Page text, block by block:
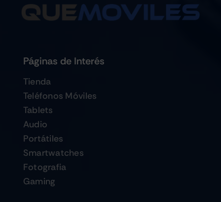
Páginas de Interés
Tienda
Teléfonos Móviles
Tablets
Audio
Portátiles
Smartwatches
Fotografia
Gaming